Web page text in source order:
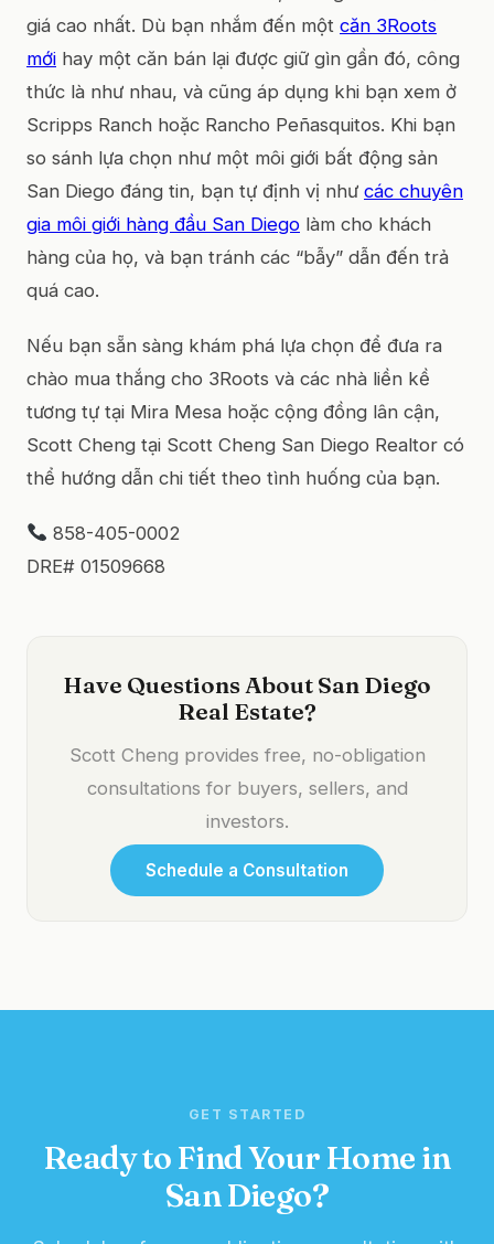
giá cao nhất. Dù bạn nhắm đến một căn 3Roots
mới hay một căn bán lại được giữ gìn gần đó, công
thức là như nhau, và cũng áp dụng khi bạn xem ở
Scripps Ranch hoặc Rancho Peñasquitos. Khi bạn
so sánh lựa chọn như một môi giới bất động sản
San Diego đáng tin, bạn tự định vị như các chuyên
gia môi giới hàng đầu San Diego làm cho khách
hàng của họ, và bạn tránh các “bẫy” dẫn đến trả
quá cao.
Nếu bạn sẵn sàng khám phá lựa chọn để đưa ra
chào mua thắng cho 3Roots và các nhà liền kề
tương tự tại Mira Mesa hoặc cộng đồng lân cận,
Scott Cheng tại Scott Cheng San Diego Realtor có
thể hướng dẫn chi tiết theo tình huống của bạn.
858-405-0002
DRE# 01509668
Have Questions About San Diego
Real Estate?
Scott Cheng provides free, no-obligation
consultations for buyers, sellers, and
investors.
Schedule a Consultation
GET STARTED
Ready to Find Your Home in
San Diego?